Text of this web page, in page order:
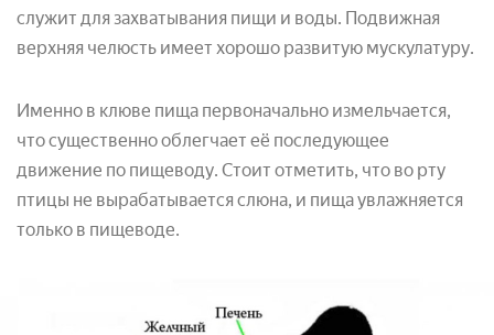
служит для захватывания пищи и воды. Подвижная
верхняя челюсть имеет хорошо развитую мускулатуру.
Именно в клюве пища первоначально измельчается,
что существенно облегчает её последующее
движение по пищеводу. Стоит отметить, что во рту
птицы не вырабатывается слюна, и пища увлажняется
только в пищеводе.